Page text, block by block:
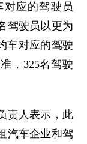
对应的驾驶员
驾驶员以更为
车对应的驾驶
，325名驾驶
责人表示，此
汽车企业和驾